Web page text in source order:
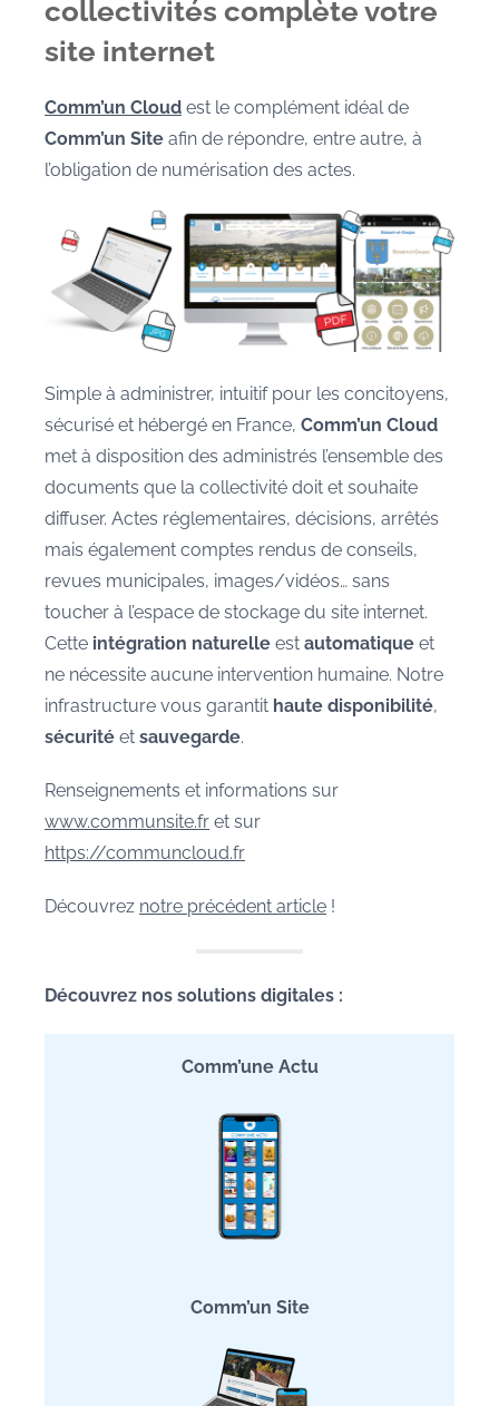
collectivités complète votre
site internet
Comm’un Cloud est le complément idéal de
Comm’un Site afin de répondre, entre autre, à
l’obligation de numérisation des actes.
Simple à administrer, intuitif pour les concitoyens,
sécurisé et hébergé en France, Comm’un Cloud
met à disposition des administrés l’ensemble des
documents que la collectivité doit et souhaite
diffuser. Actes réglementaires, décisions, arrêtés
mais également comptes rendus de conseils,
revues municipales, images/vidéos… sans
toucher à l’espace de stockage du site internet.
Cette intégration naturelle est automatique et
ne nécessite aucune intervention humaine. Notre
infrastructure vous garantit haute disponibilité,
sécurité et sauvegarde.
Renseignements et informations sur
www.communsite.fr et sur
https://communcloud.fr
Découvrez notre précédent article !
Découvrez nos solutions digitales :
Comm’une Actu
Comm’un Site